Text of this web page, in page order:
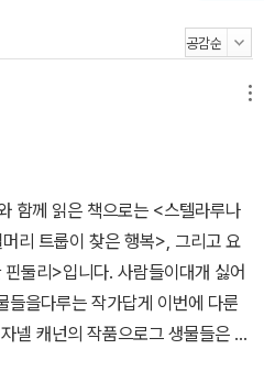
함께 읽은 책으로는 <스텔라루나
리 트룹이 찾은 행복>, 그리고 요
둘리>입니다. 사람들이대개 싫어
들을다루는 작가답게 이번에 다룬
넬 캐넌의 작품으로그 생물들은 만